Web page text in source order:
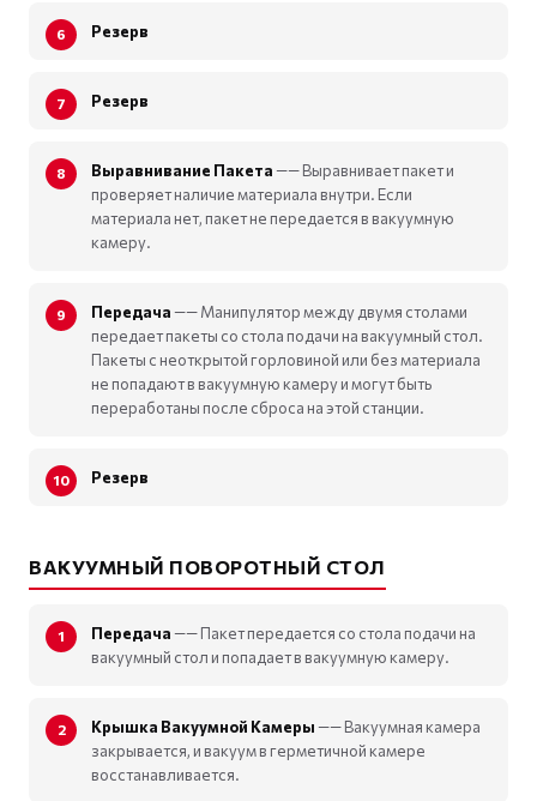
Резерв
Резерв
Выравнивание Пакета—— Выравнивает пакет и
проверяет наличие материала внутри. Если
материала нет, пакет не передается в вакуумную
камеру.
Передача—— Манипулятор между двумя столами
передает пакеты со стола подачи на вакуумный стол.
Пакеты с неоткрытой горловиной или без материала
не попадают в вакуумную камеру и могут быть
переработаны после сброса на этой станции.
Резерв
ВАКУУМНЫЙ ПОВОРОТНЫЙ СТОЛ
Передача—— Пакет передается со стола подачи на
вакуумный стол и попадает в вакуумную камеру.
Крышка Вакуумной Камеры—— Вакуумная камера
закрывается, и вакуум в герметичной камере
восстанавливается.